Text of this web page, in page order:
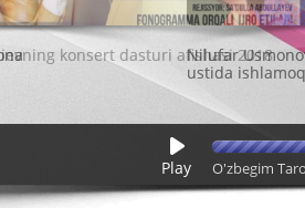
konsert dasturi afishasi 2018
Play O'zbegim